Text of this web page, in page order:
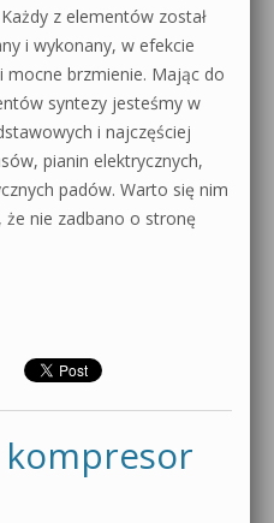
z elementów został
i wykonany, w efekcie
mocne brzmienie. Mając do
syntezy jesteśmy w
i najczęściej
pianin elektrycznych,
padów. Warto się nim
że nie zadbano o stronę
kompresor